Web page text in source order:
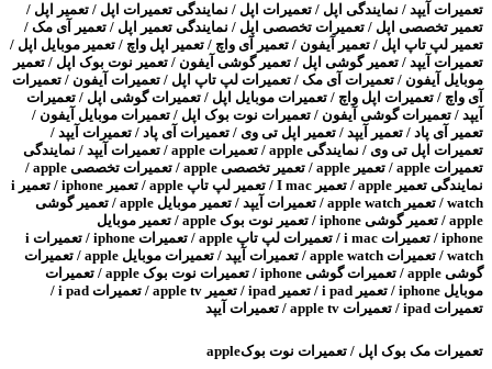
تعمیرات آیپد / نمایندگی اپل / تعمیرات اپل / نمایندگی تعمیرات اپل / تعمیر اپل /
تعمیر تخصصی اپل / تعمیرات تخصصی اپل / نمایندگی تعمیر اپل / تعمیر آی مک /
تعمیر لپ تاپ اپل / تعمیر آیفون / تعمیر آی واچ / تعمیر اپل واچ / تعمیر موبایل اپل /
تعمیرات آیپد / تعمیر گوشی اپل / تعمیر گوشی آیفون / تعمیر نوت بوک اپل / تعمیر
موبایل آیفون / تعمیرات آی مک / تعمیرات لپ تاپ اپل / تعمیرات آیفون / تعمیرات
آی واچ / تعمیرات اپل واچ / تعمیرات موبایل اپل / تعمیرات گوشی اپل / تعمیرات
آیپد / تعمیرات گوشی آیفون / تعمیرات نوت بوک اپل / تعمیرات موبایل آیفون /
تعمیر آی پاد / تعمیر آیپد / تعمیر اپل تی وی / تعمیرات آی پاد / تعمیرات آیپد /
تعمیرات اپل تی وی / نمایندگی apple / تعمیرات apple / تعمیرات آیپد / نمایندگی
تعمیرات apple / تعمیر apple / تعمیر تخصصی apple / تعمیرات تخصصی apple /
نمایندگی تعمیر apple / تعمیر I mac / تعمیر لپ تاپ apple / تعمیر iphone / تعمیر i
watch / تعمیر apple watch / تعمیرات آیپد / تعمیر موبایل apple / تعمیر گوشی
apple / تعمیر گوشی iphone / تعمیر نوت بوک apple / تعمیر موبایل
iphone / تعمیرات i mac / تعمیرات لپ تاپ apple / تعمیرات iphone / تعمیرات i
watch / تعمیرات apple watch / تعمیرات آیپد / تعمیرات موبایل apple / تعمیرات
گوشی apple / تعمیرات گوشی iphone / تعمیرات نوت بوک apple / تعمیرات
موبایل iphone / تعمیر i pad / تعمیر ipad / تعمیر apple tv / تعمیرات i pad /
تعمیرات ipad / تعمیرات apple tv / تعمیرات آیپد
تعمیرات مک بوک اپل / تعمیرات نوت بوکapple